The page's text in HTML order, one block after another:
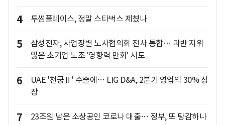
4 투썸플레이스, 정말 스타벅스 제쳤나
5
삼성전자, 사업장별 노사협의회 전사 통합… 과반 지위
잃은 초기업 노조 '영향력 만회' 시도
6
UAE '천궁Ⅱ' 수출에… LIG D&A, 2분기 영업익 30% 성
장
7 23조원 남은 소상공인 코로나 대출… 정부, 또 탕감하나